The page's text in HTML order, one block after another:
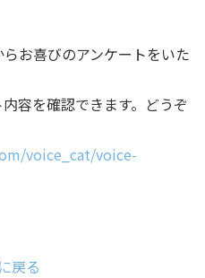
お喜びのアンケートをいた
容を確認できます。どうぞ
voice_cat/voice-
戻る